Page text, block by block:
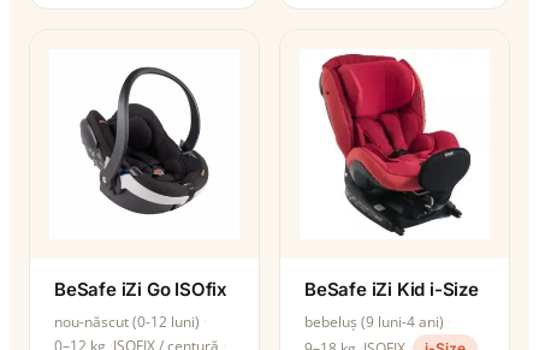
BeSafe iZi Go ISOfix
nou-născut (0-12 luni)
BeSafe iZi Kid i-Size
bebeluș (9 luni-4 ani)